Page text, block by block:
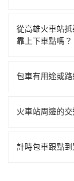
灣大車隊、
到車，也可考慮
算，價格約為
倍。雖然高雄火
從高雄火車站
靠上下車點嗎？
車站前往富岡漁
收取額外費用是
包車有用途或
方，只要是長途
檢疫、預約叫車
火車站周邊的
方式： 公車或
計時包車跟點